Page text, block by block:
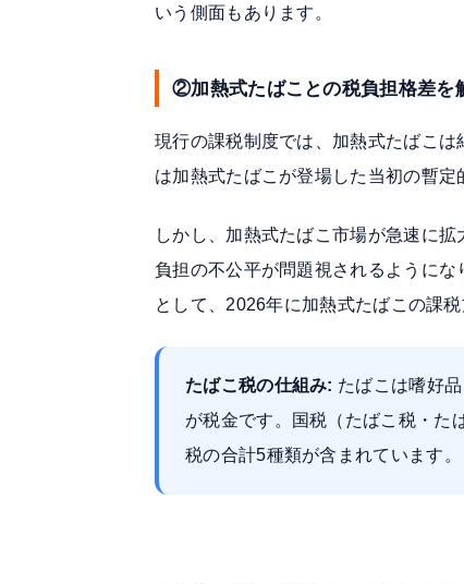
いう側面もあります。
②加熱式たばことの税負担格差を
現行の課税制度では、加熱式たばこは
は加熱式たばこが登場した当初の暫定
しかし、加熱式たばこ市場が急速に
負担の不公平が問題視されるように
として、2026年に加熱式たばこの課
たばこ税の仕組み: たばこは嗜好
が税金です。国税（たばこ税・た
税の合計5種類が含まれています。